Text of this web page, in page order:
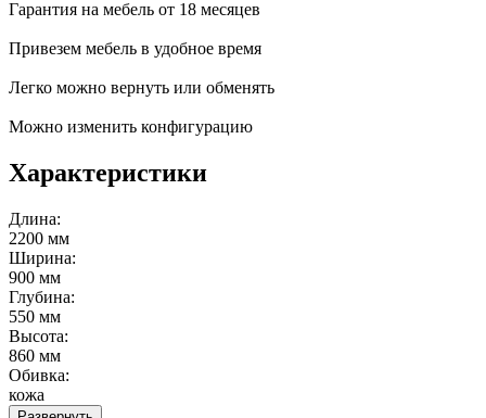
Гарантия на мебель от 18 месяцев
Привезем мебель в удобное время
Легко можно вернуть или обменять
Можно изменить конфигурацию
Характеристики
Длина:
2200 мм
Ширина:
900 мм
Глубина:
550 мм
Высота:
860 мм
Обивка:
кожа